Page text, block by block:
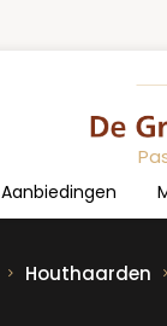
Aanbiedingen
Houthaarden